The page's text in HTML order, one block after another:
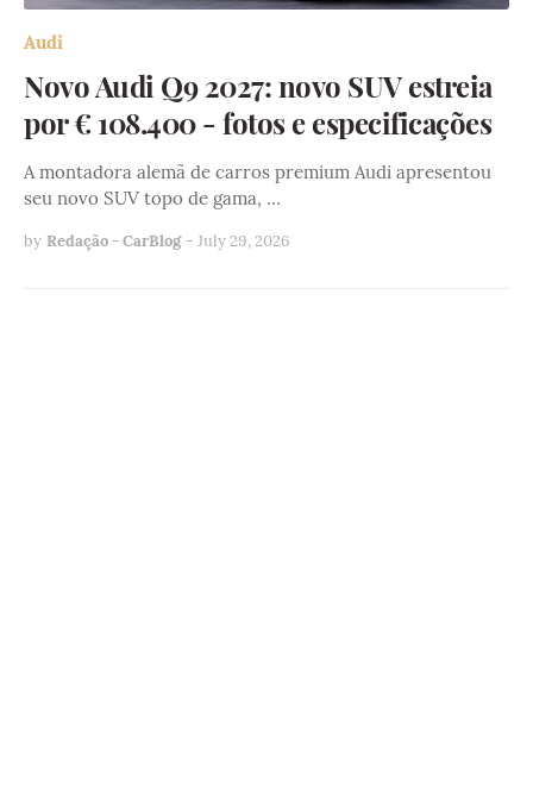
Audi
Novo Audi Q9 2027: novo SUV estreia
por € 108.400 - fotos e especificações
A montadora alemã de carros premium Audi apresentou
seu novo SUV topo de gama, …
by Redação - CarBlog - July 29, 2026